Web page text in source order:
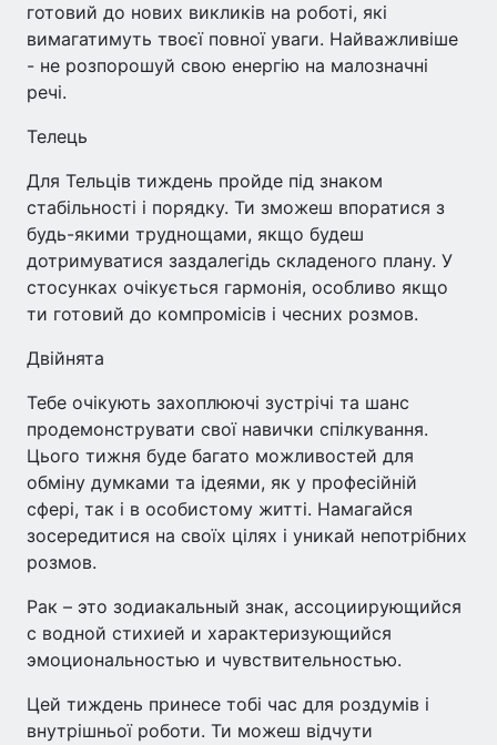
готовий до нових викликів на роботі, які
вимагатимуть твоєї повної уваги. Найважливіше
- не розпорошуй свою енергію на малозначні
речі.
Телець
Для Тельців тиждень пройде під знаком
стабільності і порядку. Ти зможеш впоратися з
будь-якими труднощами, якщо будеш
дотримуватися заздалегідь складеного плану. У
стосунках очікується гармонія, особливо якщо
ти готовий до компромісів і чесних розмов.
Двійнята
Тебе очікують захоплюючі зустрічі та шанс
продемонструвати свої навички спілкування.
Цього тижня буде багато можливостей для
обміну думками та ідеями, як у професійній
сфері, так і в особистому житті. Намагайся
зосередитися на своїх цілях і уникай непотрібних
розмов.
Рак – это зодиакальный знак, ассоциирующийся
с водной стихией и характеризующийся
эмоциональностью и чувствительностью.
Цей тиждень принесе тобі час для роздумів і
внутрішньої роботи. Ти можеш відчути